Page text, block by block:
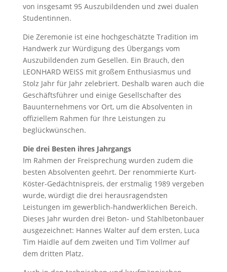
von insgesamt 95 Auszubildenden und zwei dualen
Studentinnen.
Die Zeremonie ist eine hochgeschätzte Tradition im
Handwerk zur Würdigung des Übergangs vom
Auszubildenden zum Gesellen. Ein Brauch, den
LEONHARD WEISS mit großem Enthusiasmus und
Stolz Jahr für Jahr zelebriert. Deshalb waren auch die
Geschäftsführer und einige Gesellschafter des
Bauunternehmens vor Ort, um die Absolventen in
offiziellem Rahmen für Ihre Leistungen zu
beglückwünschen.
Die drei Besten ihres Jahrgangs
Im Rahmen der Freisprechung wurden zudem die
besten Absolventen geehrt. Der renommierte Kurt-
Köster-Gedächtnispreis, der erstmalig 1989 vergeben
wurde, würdigt die drei herausragendsten
Leistungen im gewerblich-handwerklichen Bereich.
Dieses Jahr wurden drei Beton- und Stahlbetonbauer
ausgezeichnet: Hannes Walter auf dem ersten, Luca
Tim Haidle auf dem zweiten und Tim Vollmer auf
dem dritten Platz.